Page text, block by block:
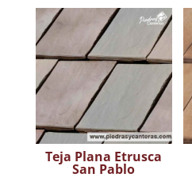
Teja Plana Etrusca
San Pablo